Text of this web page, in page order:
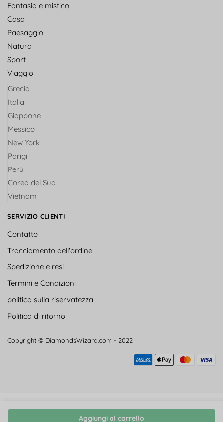
Aggiungi al carrello
Fantasia e mistico
Casa
Paesaggio
Natura
Sport
Viaggio
Grecia
Italia
Giappone
Messico
New York
Parigi
Perù
Corea del Sud
Vietnam
SERVIZIO CLIENTI
Contatto
Tracciamento dell'ordine
Spedizione e resi
Termini e Condizioni
politica sulla riservatezza
Politica di ritorno
Copyright © DiamondsWizard.com - 2022